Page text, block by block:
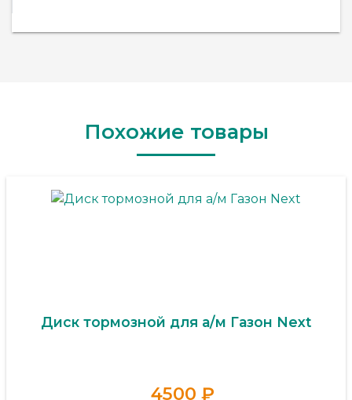
Похожие товары
Диск тормозной для а/м Газон Next
4500 ₽